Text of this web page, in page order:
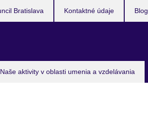
Naše aktivity v oblasti umenia a vzdelávania
Bratislava Kontaktné údaje Blog